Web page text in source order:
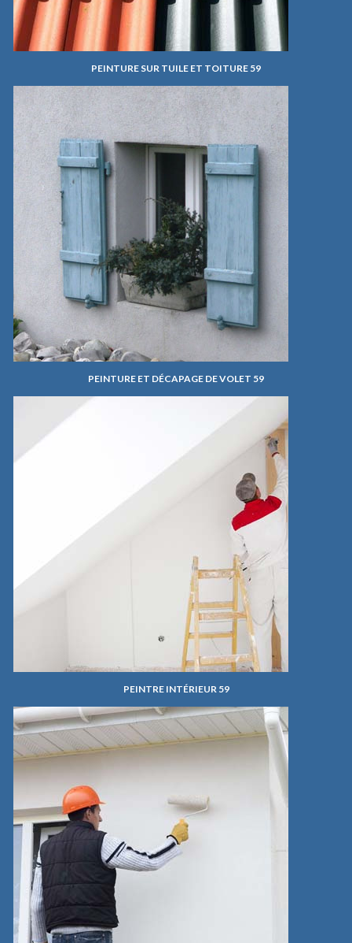
PEINTURE SUR TUILE ET TOITURE 59
PEINTURE ET DÉCAPAGE DE VOLET 59
PEINTRE INTÉRIEUR 59